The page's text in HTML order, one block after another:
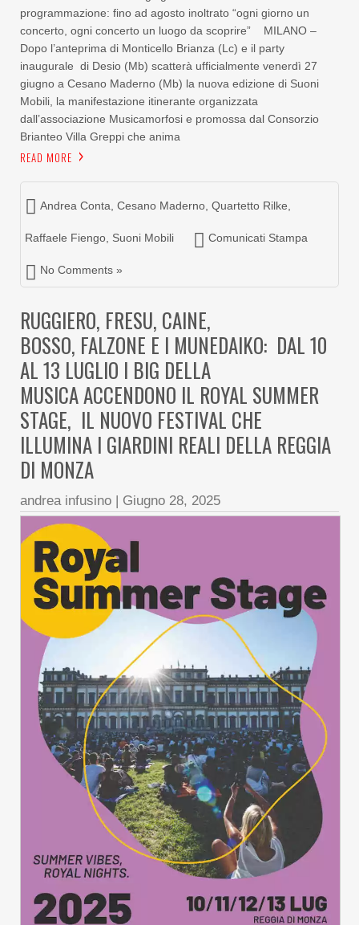
programmazione: fino ad agosto inoltrato “ogni giorno un
concerto, ogni concerto un luogo da scoprire” MILANO –
Dopo l’anteprima di Monticello Brianza (Lc) e il party
inaugurale di Desio (Mb) scatterà ufficialmente venerdì 27
giugno a Cesano Maderno (Mb) la nuova edizione di Suoni
Mobili, la manifestazione itinerante organizzata
dall’associazione Musicamorfosi e promossa dal Consorzio
Brianteo Villa Greppi che anima
READ MORE
Andrea Conta Cesano Maderno Quartetto Rilke
Raffaele Fiengo Suoni Mobili Comunicati Stampa
No Comments »
RUGGIERO, FRESU, CAINE,
BOSSO, FALZONE E I MUNEDAIKO: DAL 10
AL 13 LUGLIO I BIG DELLA
MUSICA ACCENDONO IL ROYAL SUMMER
STAGE, IL NUOVO FESTIVAL CHE
ILLUMINA I GIARDINI REALI DELLA REGGIA
DI MONZA
andrea infusino | Giugno 28, 2025